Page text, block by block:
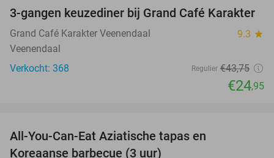
43%
3-gangen keuzediner bij Grand Café Karakter
Grand Café Karakter Veenendaal 9.3 star
Veenendaal
Verkocht: 368
Regulier €43,75
€24,95
All-You-Can-Eat Aziatische tapas en
Koreaanse barbecue (3 uur)